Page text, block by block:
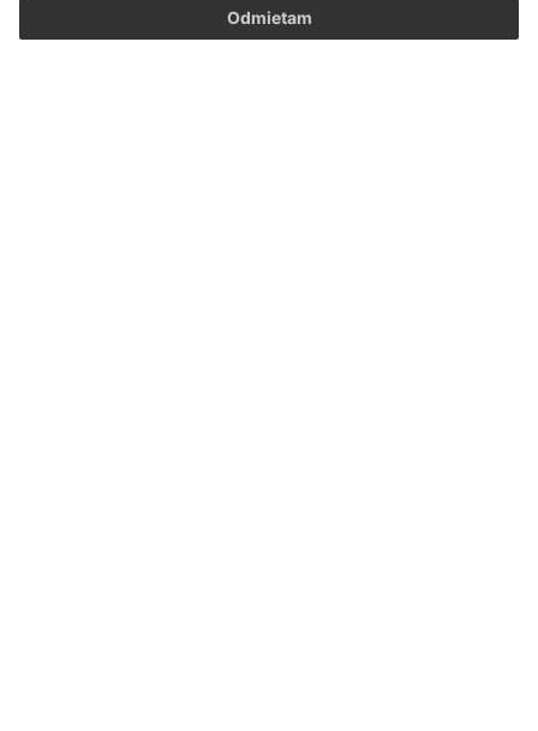
Odmietam
Informácie o stránke: